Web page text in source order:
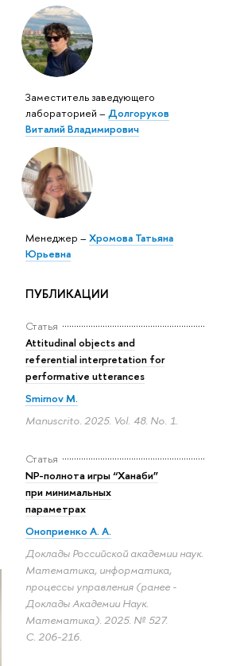
Заместитель заведующего
лабораторией – Долгоруков
Виталий Владимирович
Менеджер – Хромова Татьяна
Юрьевна
ПУБЛИКАЦИИ
Статья
Attitudinal objects and
referential interpretation for
performative utterances
Smirnov M.
Manuscrito. 2025. Vol. 48. No. 1.
Статья
NP-полнота игры “Ханаби”
при минимальных
параметрах
Оноприенко А. А.
Доклады Российской академии наук.
Математика, информатика,
процессы управления (ранее -
Доклады Академии Наук.
Математика). 2025. № 527.
С. 206-216.